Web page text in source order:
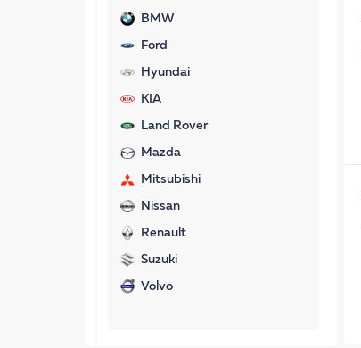
BMW
Ford
Hyundai
KIA
Land Rover
Mazda
Mitsubishi
Nissan
Renault
Suzuki
Volvo